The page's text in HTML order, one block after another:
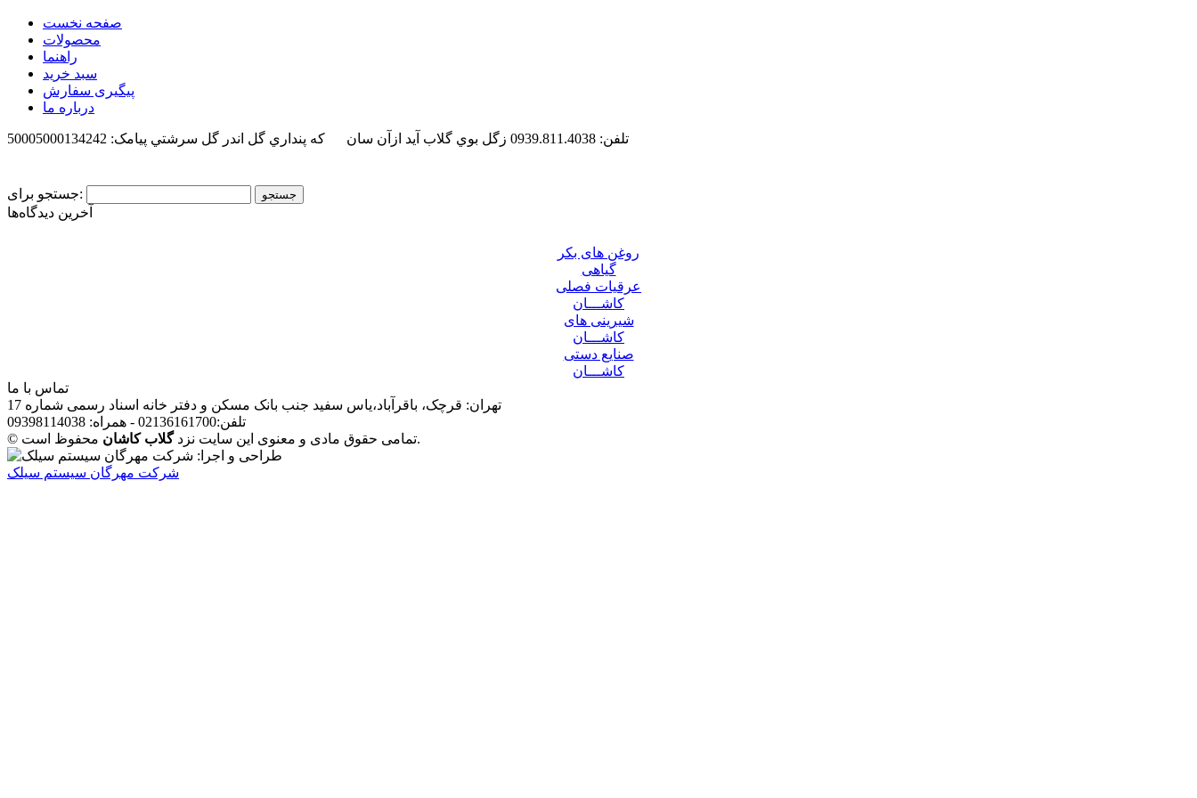
صفحه نخست
محصولات
راهنما
سبد خرید
پیگیری سفارش
درباره ما
تلفن: 0939.811.4038 زگل بوي گلاب آيد ازآن سان كه پنداري گل اندر گل سرشتي پیامک: 50005000134242
جستجو برای:
آخرین دیدگاه‌ها
روغن های بکر
گیاهی
عرقیات فصلی
کاشـــان
شیرینی های
کاشـــان
صنایع دستی
کاشـــان
تماس با ما
تهران: قرچک، باقرآباد،یاس سفید جنب بانک مسکن و دفتر خانه اسناد رسمی شماره 17
تلفن:02136161700 - همراه: 09398114038
© تمامی حقوق مادی و معنوی این سایت نزدگلاب کاشان محفوظ است.
شرکت مهرگان سیستم سیلک